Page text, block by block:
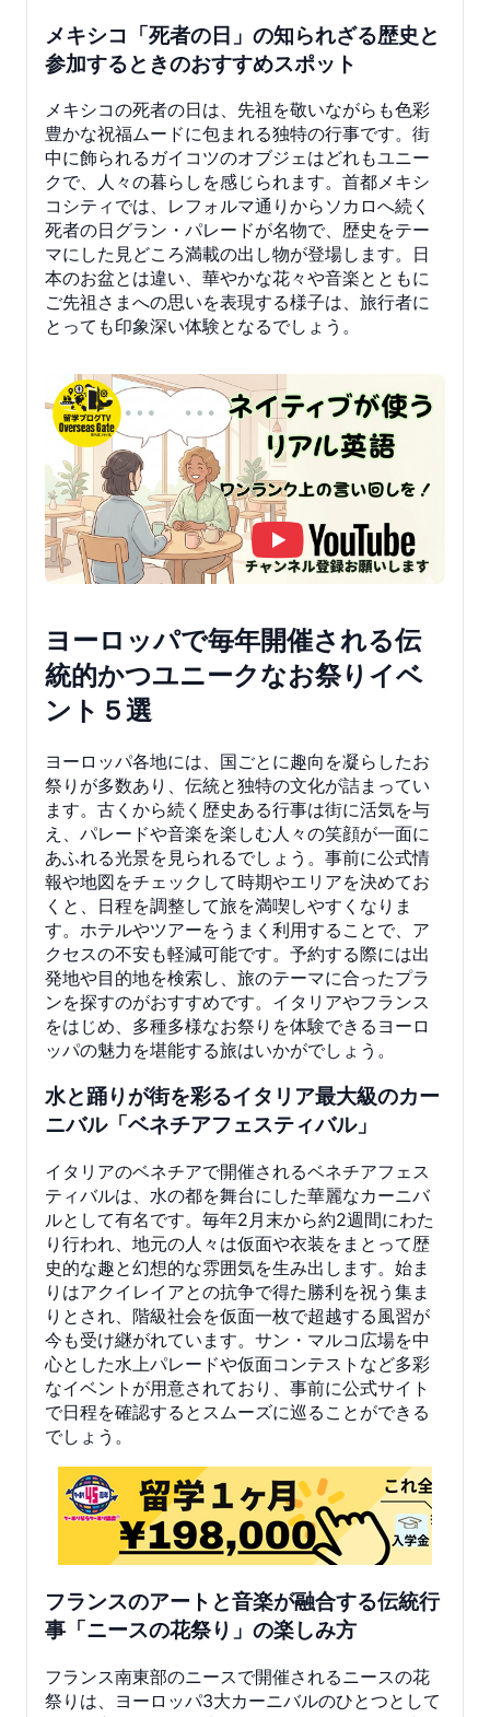
メキシコ「死者の日」の知られざる歴史と
参加するときのおすすめスポット
メキシコの死者の日は、先祖を敬いながらも色彩
豊かな祝福ムードに包まれる独特の行事です。街
中に飾られるガイコツのオブジェはどれもユニー
クで、人々の暮らしを感じられます。首都メキシ
コシティでは、レフォルマ通りからソカロへ続く
死者の日グラン・パレードが名物で、歴史をテー
マにした見どころ満載の出し物が登場します。日
本のお盆とは違い、華やかな花々や音楽とともに
ご先祖さまへの思いを表現する様子は、旅行者に
とっても印象深い体験となるでしょう。
ヨーロッパで毎年開催される伝
統的かつユニークなお祭りイベ
ント５選
ヨーロッパ各地には、国ごとに趣向を凝らしたお
祭りが多数あり、伝統と独特の文化が詰まってい
ます。古くから続く歴史ある行事は街に活気を与
え、パレードや音楽を楽しむ人々の笑顔が一面に
あふれる光景を見られるでしょう。事前に公式情
報や地図をチェックして時期やエリアを決めてお
くと、日程を調整して旅を満喫しやすくなりま
す。ホテルやツアーをうまく利用することで、ア
クセスの不安も軽減可能です。予約する際には出
発地や目的地を検索し、旅のテーマに合ったプラ
ンを探すのがおすすめです。イタリアやフランス
をはじめ、多種多様なお祭りを体験できるヨーロ
ッパの魅力を堪能する旅はいかがでしょう。
水と踊りが街を彩るイタリア最大級のカー
ニバル「ベネチアフェスティバル」
イタリアのベネチアで開催されるベネチアフェス
ティバルは、水の都を舞台にした華麗なカーニバ
ルとして有名です。毎年2月末から約2週間にわた
り行われ、地元の人々は仮面や衣装をまとって歴
史的な趣と幻想的な雰囲気を生み出します。始ま
りはアクイレイアとの抗争で得た勝利を祝う集ま
りとされ、階級社会を仮面一枚で超越する風習が
今も受け継がれています。サン・マルコ広場を中
心とした水上パレードや仮面コンテストなど多彩
なイベントが用意されており、事前に公式サイト
で日程を確認するとスムーズに巡ることができる
でしょう。
フランスのアートと音楽が融合する伝統行
事「ニースの花祭り」の楽しみ方
フランス南東部のニースで開催されるニースの花
祭りは、ヨーロッパ3大カーニバルのひとつとして